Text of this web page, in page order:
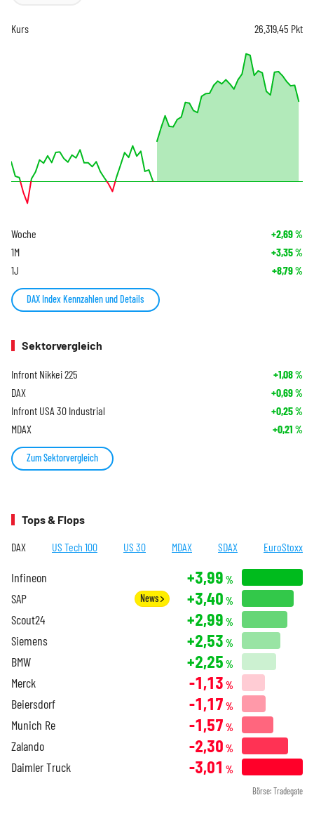
Kurs 26.319,45 Pkt
Woche +2,69%
1M +3,35%
1J +8,79%
DAX Index Kennzahlen und Details
Sektorvergleich
Infront Nikkei 225 +1,08%
DAX +0,69%
Infront USA 30 Industrial +0,25%
MDAX +0,21 %
Zum Sektorvergleich
Tops & Flops
DAX US Tech 100 US 30 MDAX SDAX EuroStoxx
Infineon +3,99 %
SAP News +3,40 %
Scout24 +2,99 %
Siemens +2,53 %
BMW +2,25 %
Merck -1,13 %
Beiersdorf -1,17 %
Munich Re -1,57 %
Zalando -2,30 %
Daimler Truck -3,01 %
Börse: Tradegate